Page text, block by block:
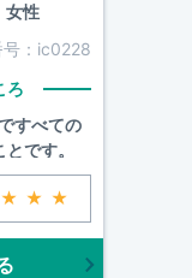
性
： ic0228
ろ
すべての
です。